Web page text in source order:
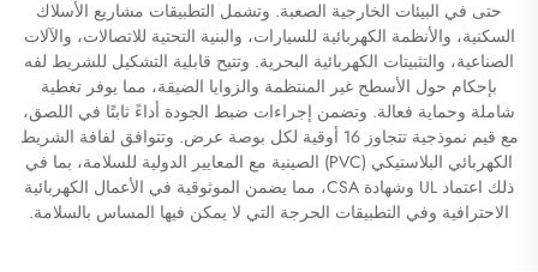
حتى في البيئات الخارجية الصعبة. وتشمل التطبيقات مشاريع الأسلاك
السكنية، والأنظمة الكهربائية للسيارات، والبنية التحتية للاتصالات، والآلات
الصناعية، والتثبيتات الكهربائية البحرية. وتتيح قابلية التشكيل للشريط لفه
بإحكام حول الأسطح غير المنتظمة والزوايا الضيقة، مما يوفر تغطية
شاملة وحماية فعالة. وتضمن إجراءات ضبط الجودة أداءً ثابتًا في اللصق،
مع قيم نموذجية تتجاوز 16 أوقية لكل بوصة عرض. وتتوافق لفافة الشريط
الكهربائي البلاستيكي (PVC) الصينية مع المعايير الدولية للسلامة، بما في
ذلك اعتماد UL وشهادة CSA، مما يضمن الموثوقية في الأعمال الكهربائية
الاحترافية وفي التطبيقات الحرجة التي لا يمكن فيها المساس بالسلامة.